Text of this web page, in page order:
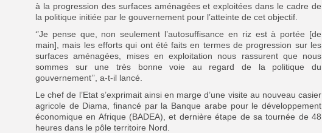
à la progression des surfaces aménagées et exploitées dans le cadre de
la politique initiée par le gouvernement pour l’atteinte de cet objectif.
‘’Je pense que, non seulement l’autosuffisance en riz est à portée [de
main], mais les efforts qui ont été faits en termes de progression sur les
surfaces aménagées, mises en exploitation nous rassurent que nous
sommes sur une très bonne voie au regard de la politique du
gouvernement’’, a-t-il lancé.
Le chef de l’Etat s’exprimait ainsi en marge d’une visite au nouveau casier
agricole de Diama, financé par la Banque arabe pour le développement
économique en Afrique (BADEA), et dernière étape de sa tournée de 48
heures dans le pôle territoire Nord.